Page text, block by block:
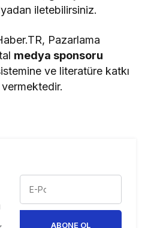
iletebilirsiniz.
Pazarlama
medya sponsoru
ve literatüre katkı
ABONE OL